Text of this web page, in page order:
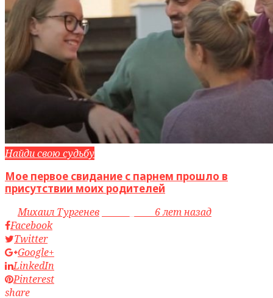
Найди свою судьбу
Мое первое свидание с парнем прошло в
присутствии моих родителей
byМихаил Тургенев
6 лет назад
Facebook
Twitter
Google+
LinkedIn
Pinterest
share